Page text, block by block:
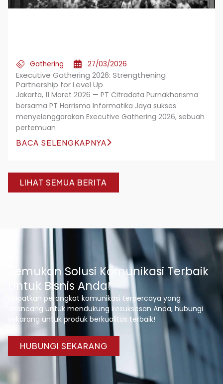
LIHAT SEMUA BERITA
Gathering 27/03/2026
Executive Gathering 2026: Strengthening
Partnership for Level Up
Jakarta, 11 Maret 2026 — PT Citradata Purnakharisma
bersama PT Harrisma Informatika Jaya sukses
menyelenggarakan Executive Gathering 2026, sebuah
pertemuan
BACA SELENGKAPNYA
Temukan Solusi Komunikasi Terbaik
Untuk Bisnis Anda!
Dapatkan perangkat komunikasi terpercaya yang
dirancang untuk mendukung kesuksesan Anda, hubungi
sekarang untuk produk berkualitas terbaik!
HUBUNGI SEKARANG